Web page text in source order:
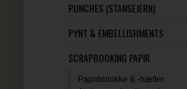
PUNCHES (STANSEJERN)
PYNT & EMBELLISHMENTS
SCRAPBOOKING PAPIR
Papirbblokke & -hæfter